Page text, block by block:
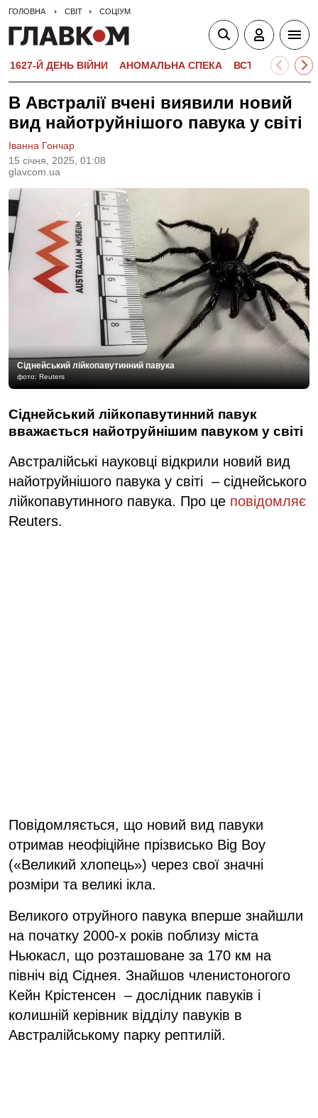
ГОЛОВНА СВІТ СОЦІУМ
1627-Й ДЕНЬ ВІЙНИ АНОМАЛЬНА СПЕКА ВСТУПНА
В Австралії вчені виявили новий
вид найотруйнішого павука у світі
15 сiчня, 2025, 01:08
glavcom.ua
Іванна Гончар
Сіднейський лійкопавутинний павука
фото: Reuters
Сіднейський лійкопавутинний павук
вважається найотруйнішим павуком у світі
Австралійські науковці відкрили новий вид
найотруйнішого павука у світі – сіднейського
лійкопавутинного павука. Про це повідомляє
Reuters.
Повідомляється, що новий вид павуки
отримав неофіційне прізвисько Big Boy
(«Великий хлопець») через свої значні
розміри та великі ікла.
Великого отруйного павука вперше знайшли
на початку 2000-х років поблизу міста
Ньюкасл, що розташоване за 170 км на
північ від Сіднея. Знайшов членистоногого
Кейн Крістенсен – дослідник павуків і
колишній керівник відділу павуків в
Австралійському парку рептилій.